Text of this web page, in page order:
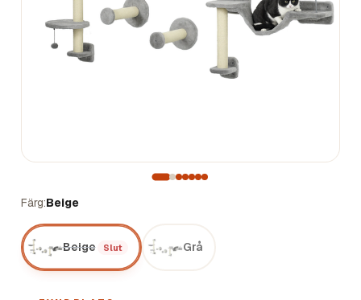
Färg Beige
Beige Slut Grå